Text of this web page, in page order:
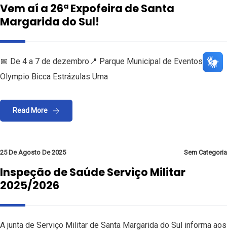
Vem aí a 26ª Expofeira de Santa
Margarida do Sul!
📅 De 4 a 7 de dezembro📍 Parque Municipal de Eventos
Olympio Bicca Estrázulas Uma
Read More
25 De Agosto De 2025 Sem Categoria
Inspeção de Saúde Serviço Militar
2025/2026
A junta de Serviço Militar de Santa Margarida do Sul informa aos